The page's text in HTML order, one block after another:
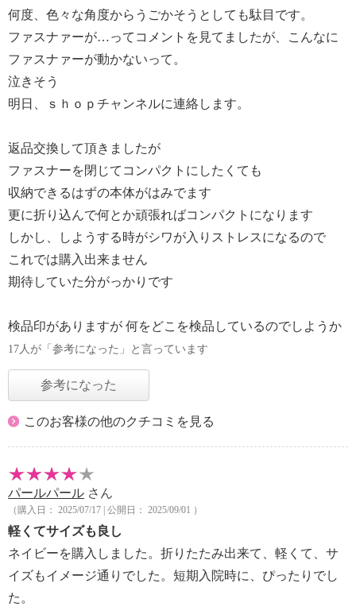
何度、色々な角度からうごかそうとしても駄目です。
ファスナァーが…ってコメントを見てましたが、こんなに
ファスナァーが動かないって。
泣きそう
明日、ｓｈｏｐチャンネルに連絡します。
返品交換して頂きましたが
ファスナーを閉じてコンパクトにしたくても
収納できるはずの本体がはみでます
更に折り込んで何とか頑張ればコンパクトになります
しかし、しようする時がシワが入りストレスになるので
これでは購入出来ません
期待していた分がっかりです
検品印がありますが 何をどこを検品しているのでしようか
17人が「参考になった」と言っています
参考になった
このお客様の他のクチコミを見る
パールパール さん
（購入日： 2025/07/17 | 公開日： 2025/09/01 ）
軽くてサイズも良し
ネイビーを購入しました。折りたたみ出来て、軽くて、サ
イズもイメージ通りでした。短期入院時に、ぴったりでし
た。